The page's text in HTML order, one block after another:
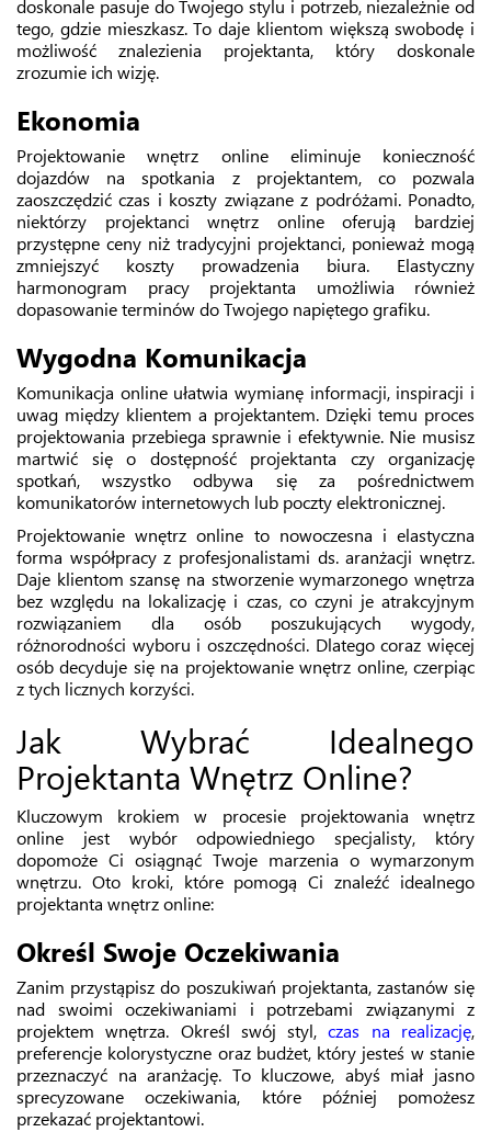
doskonale pasuje do Twojego stylu i potrzeb, niezależnie od
tego, gdzie mieszkasz. To daje klientom większą swobodę i
możliwość znalezienia projektanta, który doskonale
zrozumie ich wizję.
Ekonomia
Projektowanie wnętrz online eliminuje konieczność
dojazdów na spotkania z projektantem, co pozwala
zaoszczędzić czas i koszty związane z podróżami. Ponadto,
niektórzy projektanci wnętrz online oferują bardziej
przystępne ceny niż tradycyjni projektanci, ponieważ mogą
zmniejszyć koszty prowadzenia biura. Elastyczny
harmonogram pracy projektanta umożliwia również
dopasowanie terminów do Twojego napiętego grafiku.
Wygodna Komunikacja
Komunikacja online ułatwia wymianę informacji, inspiracji i
uwag między klientem a projektantem. Dzięki temu proces
projektowania przebiega sprawnie i efektywnie. Nie musisz
martwić się o dostępność projektanta czy organizację
spotkań, wszystko odbywa się za pośrednictwem
komunikatorów internetowych lub poczty elektronicznej.
Projektowanie wnętrz online to nowoczesna i elastyczna
forma współpracy z profesjonalistami ds. aranżacji wnętrz.
Daje klientom szansę na stworzenie wymarzonego wnętrza
bez względu na lokalizację i czas, co czyni je atrakcyjnym
rozwiązaniem dla osób poszukujących wygody,
różnorodności wyboru i oszczędności. Dlatego coraz więcej
osób decyduje się na projektowanie wnętrz online, czerpiąc
z tych licznych korzyści.
Jak Wybrać Idealnego
Projektanta Wnętrz Online?
Kluczowym krokiem w procesie projektowania wnętrz
online jest wybór odpowiedniego specjalisty, który
dopomoże Ci osiągnąć Twoje marzenia o wymarzonym
wnętrzu. Oto kroki, które pomogą Ci znaleźć idealnego
projektanta wnętrz online:
Określ Swoje Oczekiwania
Zanim przystąpisz do poszukiwań projektanta, zastanów się
nad swoimi oczekiwaniami i potrzebami związanymi z
projektem wnętrza. Określ swój styl,czas na realizację,
preferencje kolorystyczne oraz budżet, który jesteś w stanie
przeznaczyć na aranżację. To kluczowe, abyś miał jasno
sprecyzowane oczekiwania, które później pomożesz
przekazać projektantowi.